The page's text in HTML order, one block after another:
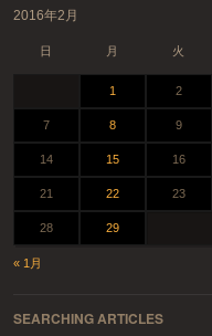
2016年2月
日 月 火
« 1月
1 2
7 8 9
14 15 16
21 22 23
28 29
SEARCHING ARTICLES